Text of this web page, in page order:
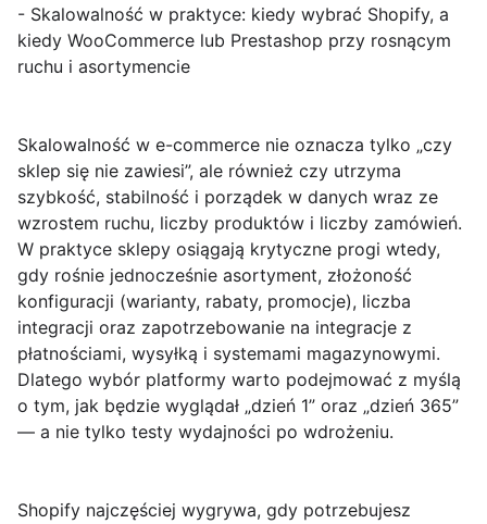
- Skalowalność w praktyce: kiedy wybrać Shopify, a
kiedy WooCommerce lub Prestashop przy rosnącym
ruchu i asortymencie
Skalowalność w e-commerce nie oznacza tylko „czy
sklep się nie zawiesi”, ale również czy utrzyma
szybkość, stabilność i porządek w danych wraz ze
wzrostem ruchu, liczby produktów i liczby zamówień.
W praktyce sklepy osiągają krytyczne progi wtedy,
gdy rośnie jednocześnie asortyment, złożoność
konfiguracji (warianty, rabaty, promocje), liczba
integracji oraz zapotrzebowanie na integracje z
płatnościami, wysyłką i systemami magazynowymi.
Dlatego wybór platformy warto podejmować z myślą
o tym, jak będzie wyglądał „dzień 1” oraz „dzień 365”
— a nie tylko testy wydajności po wdrożeniu.
Shopify najczęściej wygrywa, gdy potrzebujesz